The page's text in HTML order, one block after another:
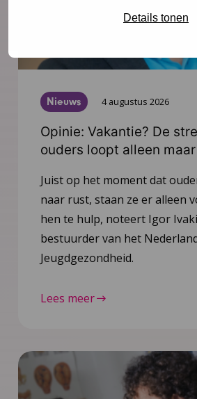
Details tonen
Nieuws 4 augustus 2026
Opinie: Vakantie? De
ouders loopt alleen
Juist op het moment dat
naar rust, staan ze er alleen
hen te hulp, noteert Igor
bestuurder van het
Jeugdgezondheid.
Lees meer